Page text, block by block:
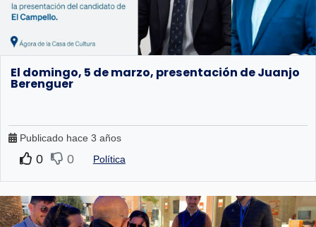
El domingo, 5 de marzo, presentación de Juanjo
Berenguer
Publicado hace 3 años
0 0 Política